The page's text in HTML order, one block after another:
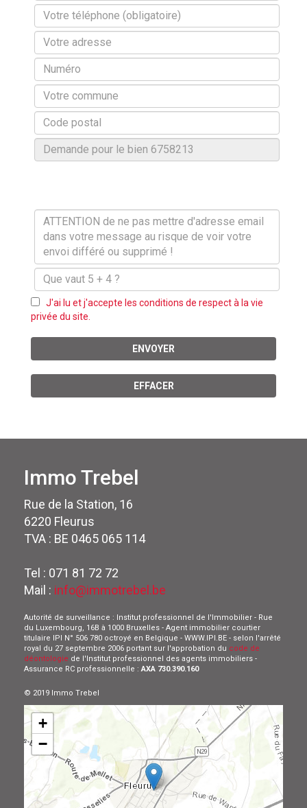
J'ai lu et j'accepte les conditions de respect à la vie
privée du site.
ENVOYER
EFFACER
Immo Trebel
Rue de la Station, 16
6220 Fleurus
TVA : BE 0465 065 114
Tel : 071 81 72 72
Mail : info@immotrebel.be
Autorité de surveillance : Institut professionnel de l'Immobilier - Rue
du Luxembourg, 16B à 1000 Bruxelles - Agent immobilier courtier
titulaire IPI N° 506 780 octroyé en Belgique - WWW.IPI.BE - selon l'arrêté
royal du 27 septembre 2006 portant sur l'approbation du code de
déontologie de l'Institut professionnel des agents immobiliers -
Assurance RC professionnelle :AXA 730.390.160
© 2019 Immo Trebel
+
−